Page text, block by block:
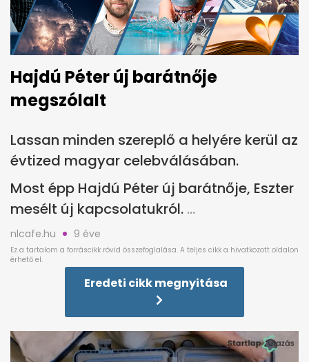
Hajdú Péter új barátnője
megszólalt
Lassan minden szereplő a helyére kerül az
évtized magyar celebválásában.
Most épp Hajdú Péter új barátnője, Eszter
mesélt új kapcsolatukról.
nlcafe.hu 9 éve
Eredeti cikk megnyitása